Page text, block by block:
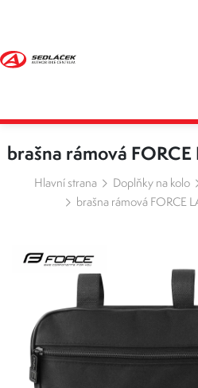
brašna rámová FORCE
Hlavní strana Doplňky na kolo
brašna rámová FORCE